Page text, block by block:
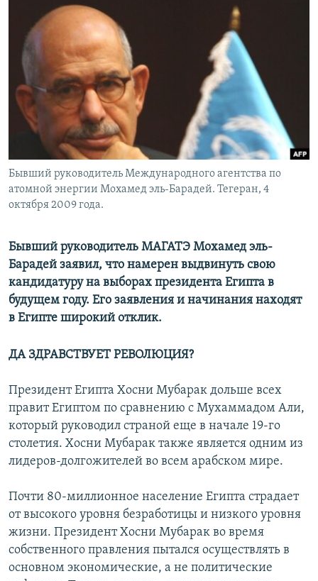
TÜRKMENÇE
Бывший руководитель Международного агентства по
атомной энергии Мохамед эль-Барадей. Тегеран, 4
октября 2009 года.
Бывший руководитель МАГАТЭ Мохамед эль-
Барадей заявил, что намерен выдвинуть свою
кандидатуру на выборах президента Египта в
будущем году. Его заявления и начинания находят
в Египте широкий отклик.
ДА ЗДРАВСТВУЕТ РЕВОЛЮЦИЯ?
Президент Египта Хосни Мубарак дольше всех
правит Египтом по сравнению с Мухаммадом Али,
который руководил страной еще в начале 19-го
столетия. Хосни Мубарак также является одним из
лидеров-долгожителей во всем арабском мире.
Почти 80-миллионное население Египта страдает
от высокого уровня безработицы и низкого уровня
жизни. Президент Хосни Мубарак во время
собственного правления пытался осуществлять в
основном экономические, а не политические